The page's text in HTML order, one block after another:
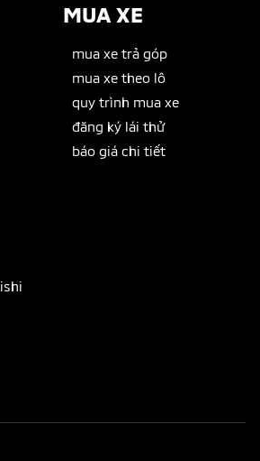
MUA XE
mua xe trả góp
mua xe theo lô
quy trình mua xe
đăng ký lái thử
báo giá chi tiết